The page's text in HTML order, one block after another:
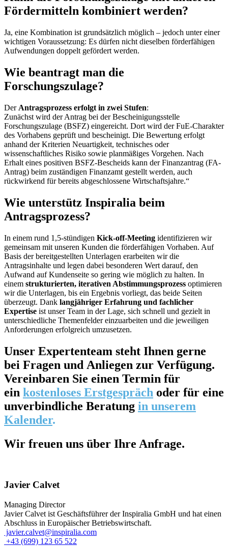
Fördermitteln kombiniert werden?
Ja, eine Kombination ist grundsätzlich möglich – jedoch unter einer
wichtigen Voraussetzung: Es dürfen nicht dieselben förderfähigen
Aufwendungen doppelt gefördert werden.
Wie beantragt man die
Forschungszulage?
Der Antragsprozess erfolgt in zwei Stufen:
Zunächst wird der Antrag bei der Bescheinigungsstelle
Forschungszulage (BSFZ) eingereicht. Dort wird der FuE-Charakter
des Vorhabens geprüft und bescheinigt. Die Bewertung erfolgt
anhand der Kriterien Neuartigkeit, technisches oder
wissenschaftliches Risiko sowie planmäßiges Vorgehen. Nach
Erhalt eines positiven BSFZ-Bescheids kann der Finanzantrag (FA-
Antrag) beim zuständigen Finanzamt gestellt werden, auch
rückwirkend für bereits abgeschlossene Wirtschaftsjahre.“
Wie unterstütz Inspiralia beim
Antragsprozess?
In einem rund 1,5-stündigen Kick-off-Meeting identifizieren wir
gemeinsam mit unseren Kunden die förderfähigen Vorhaben. Auf
Basis der bereitgestellten Unterlagen erarbeiten wir die
Antragsinhalte und legen dabei besonderen Wert darauf, den
Aufwand auf Kundenseite so gering wie möglich zu halten. In
einem strukturierten, iterativen Abstimmungsprozess optimieren
wir die Unterlagen, bis ein Ergebnis vorliegt, das beide Seiten
überzeugt. Dank langjähriger Erfahrung und fachlicher
Expertise ist unser Team in der Lage, sich schnell und gezielt in
unterschiedliche Themenfelder einzuarbeiten und die jeweiligen
Anforderungen erfolgreich umzusetzen.
Unser Expertenteam steht Ihnen gerne
bei Fragen und Anliegen zur Verfügung.
Vereinbaren Sie einen Termin für
ein kostenloses Erstgespräch oder für eine
unverbindliche Beratung in unserem
Kalender.
Wir freuen uns über Ihre Anfrage.
Javier Calvet
Managing Director
Javier Calvet ist Geschäftsführer der Inspiralia GmbH und hat einen
Abschluss in Europäischer Betriebswirtschaft.
javier.calvet@inspiralia.com
+43 (699) 123 65 522